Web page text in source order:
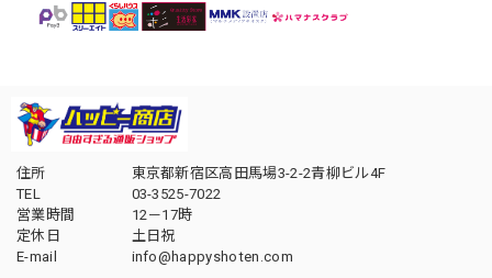
住所
東京都新宿区高田馬場3-2-2青柳ビル4F
TEL
03-3525-7022
営業時間
12－17時
定休日
土日祝
E-mail
info@happyshoten.com